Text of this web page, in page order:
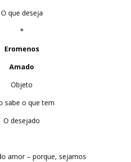
O que deseja
*
Eromenos
Amado
Objeto
sabe o que tem
O desejado
– porque, sejamos